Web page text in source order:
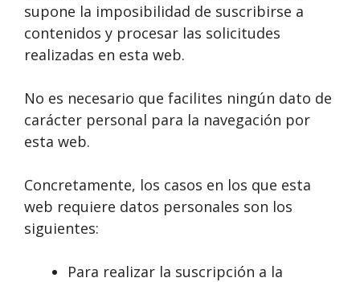
supone la imposibilidad de suscribirse a
contenidos y procesar las solicitudes
realizadas en esta web.
No es necesario que facilites ningún dato de
carácter personal para la navegación por
esta web.
Concretamente, los casos en los que esta
web requiere datos personales son los
siguientes:
Para realizar la suscripción a la